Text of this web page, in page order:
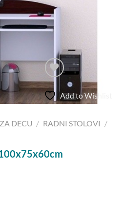
Add to Wishlist
DECU / RADNI STOLOVI /